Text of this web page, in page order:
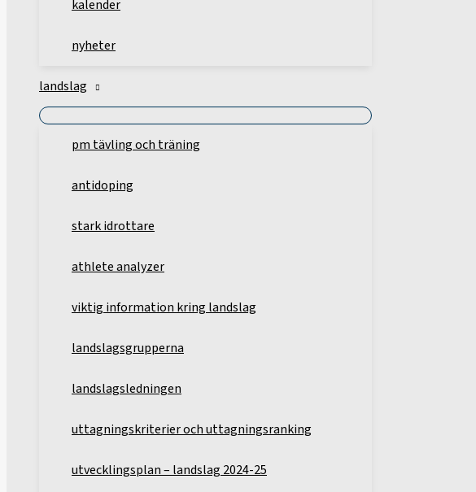
kalender
nyheter
landslag
pm tävling och träning
antidoping
stark idrottare
athlete analyzer
viktig information kring landslag
landslagsgrupperna
landslagsledningen
uttagningskriterier och uttagningsranking
utvecklingsplan – landslag 2024-25